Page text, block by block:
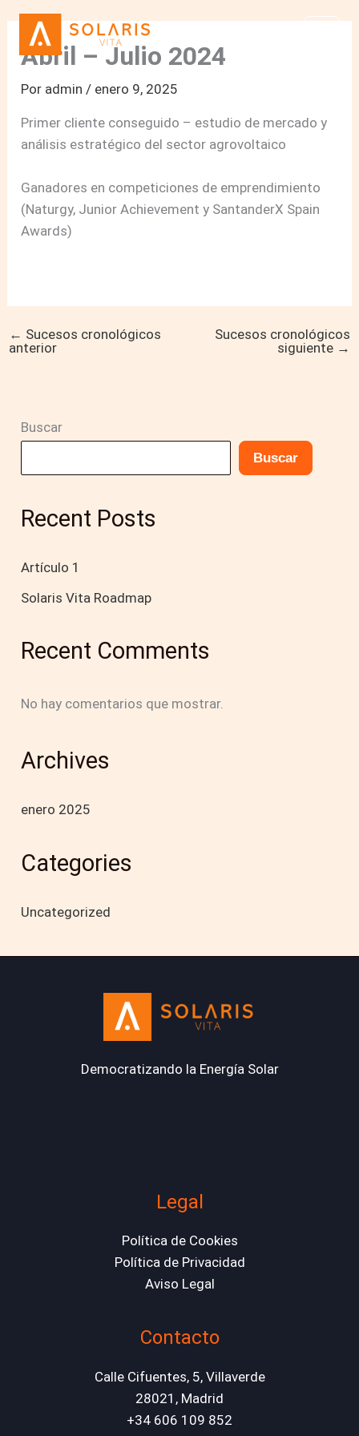
contenido
Abril – Julio 2024
Por admin/ enero 9, 2025
Primer cliente conseguido – estudio de mercado y
análisis estratégico del sector agrovoltaico
Ganadores en competiciones de emprendimiento
(Naturgy, Junior Achievement y SantanderX Spain
Awards)
← Sucesos cronológicos
anterior
Sucesos cronológicos
siguiente →
Buscar
Buscar
Recent Posts
Artículo 1
Solaris Vita Roadmap
Recent Comments
No hay comentarios que mostrar.
Archives
enero 2025
Categories
Uncategorized
Democratizando la Energía Solar
Legal
Política de Cookies
Política de Privacidad
Aviso Legal
Contacto
Calle Cifuentes, 5, Villaverde
28021 , Madrid
+34 606 109 852